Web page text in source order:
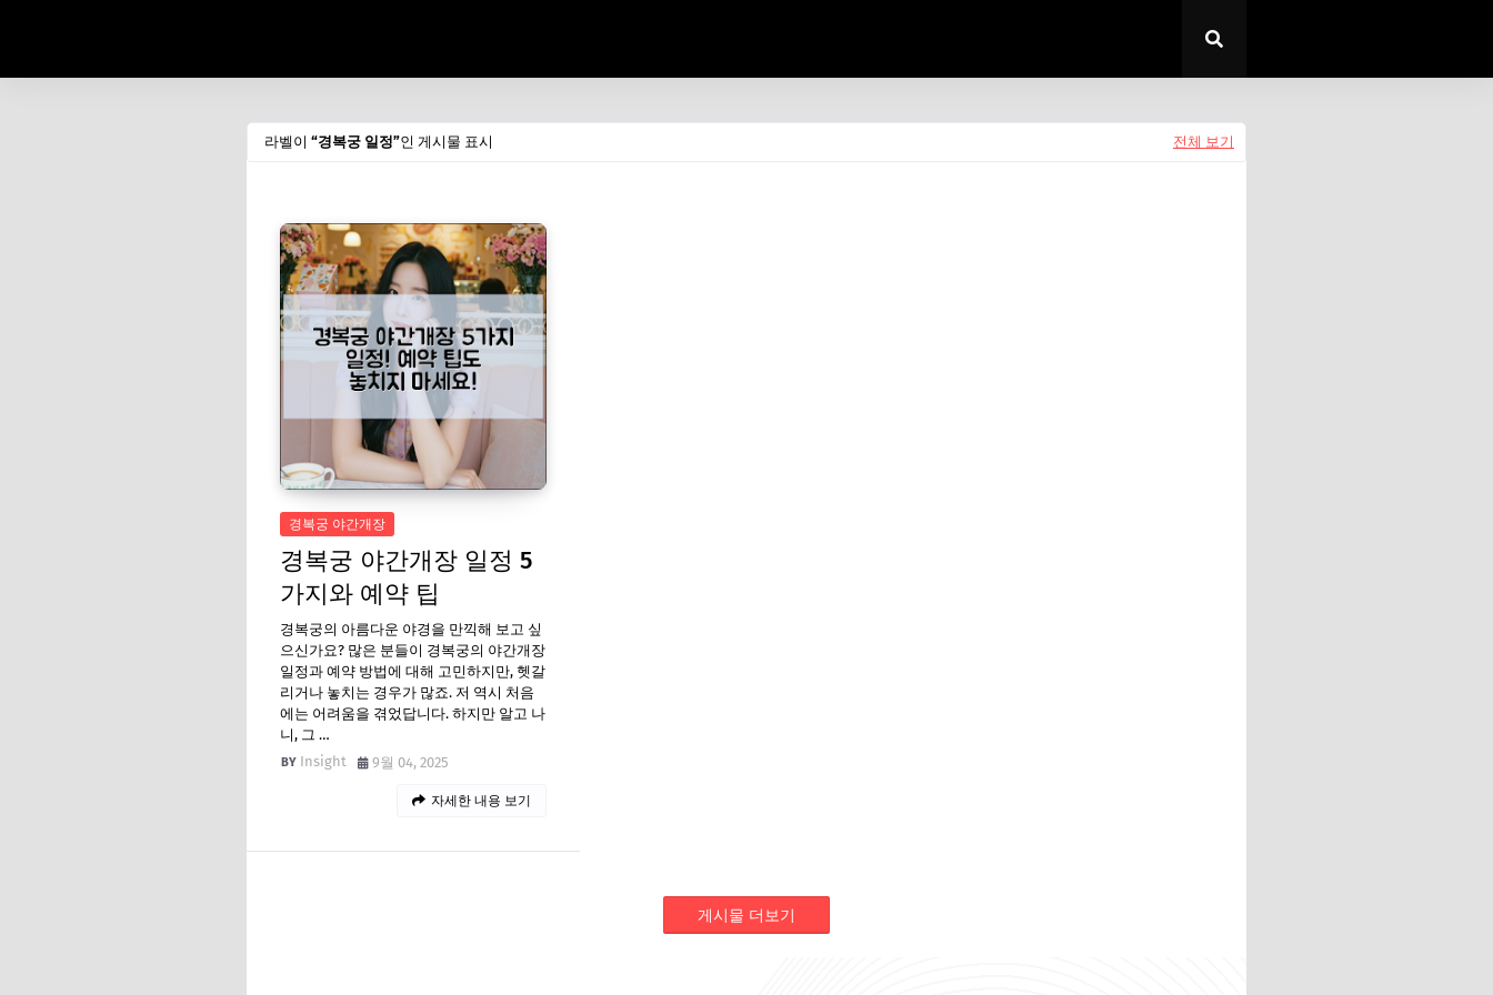
라벨이 경복궁 일정 인 게시물 표시 전체 보기
경복궁 야간개장
경복궁 야간개장 일정 5
가지와 예약 팁
경복궁의 아름다운 야경을 만끽해 보고 싶
으신가요? 많은 분들이 경복궁의 야간개장
일정과 예약 방법에 대해 고민하지만, 헷갈
리거나 놓치는 경우가 많죠. 저 역시 처음
에는 어려움을 겪었답니다. 하지만 알고 나
니, 그 …
Insight
9월 04, 2025
자세한 내용 보기
게시물 더보기